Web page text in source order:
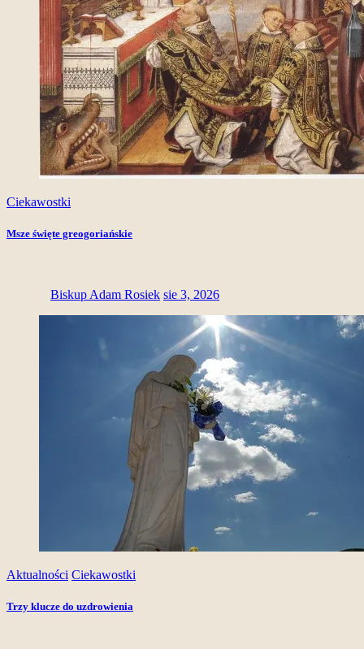
Ciekawostki
Msze święte greogoriańskie
Biskup Adam Rosiek sie 3, 2026
Aktualności Ciekawostki
Trzy klucze do uzdrowienia